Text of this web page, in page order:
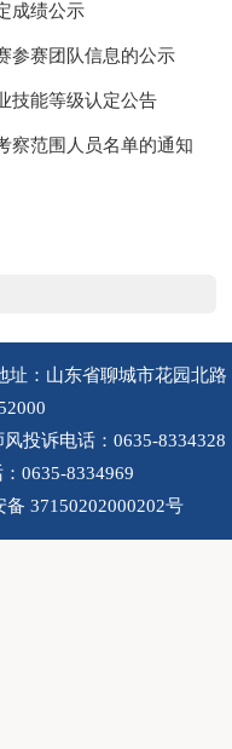
成绩公示
参赛团队信息的公示
技能等级认定公告
察范围人员名单的通知
：山东省聊城市花园北路
投诉电话：0635-8334328
0635-8334969
37150202000202号